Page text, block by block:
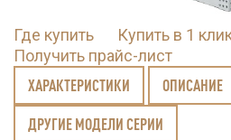
Где купить
Купить в 1
Получить прайс-лист
ХАРАКТЕРИСТИКИ ОПИСАНИЕ
ДРУГИЕ МОДЕЛИ СЕРИИ